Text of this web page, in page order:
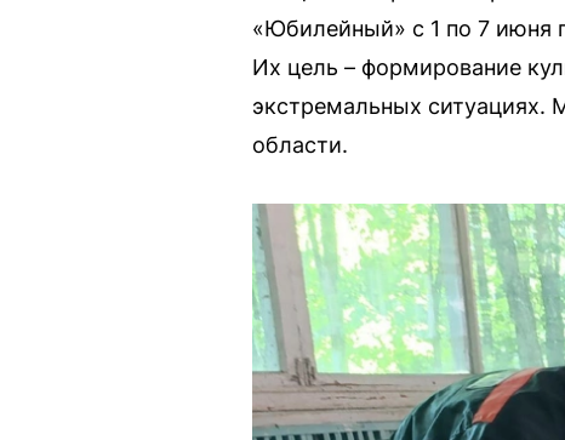
«Юбилейный» с 1 по 7 июня
Их цель – формирование
экстремальных ситуациях.
области.